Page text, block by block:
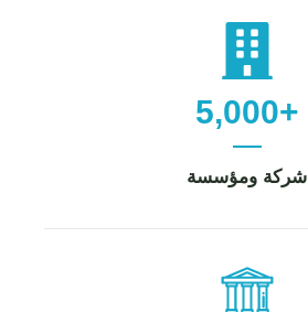
5,000+
شركة ومؤسسة